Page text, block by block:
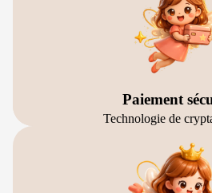
Paiement
Technologie de